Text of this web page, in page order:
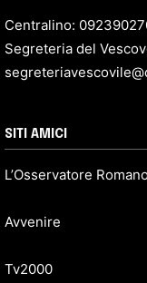
Centralino:
Segreteria del
SITI AMICI
L’Osservatore
Avvenire
Tv2000